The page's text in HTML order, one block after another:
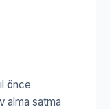
önce
alma satma